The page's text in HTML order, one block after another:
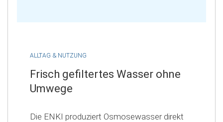
ALLTAG & NUTZUNG
Frisch gefiltertes Wasser ohne
Umwege
Die ENKI produziert Osmosewasser direkt